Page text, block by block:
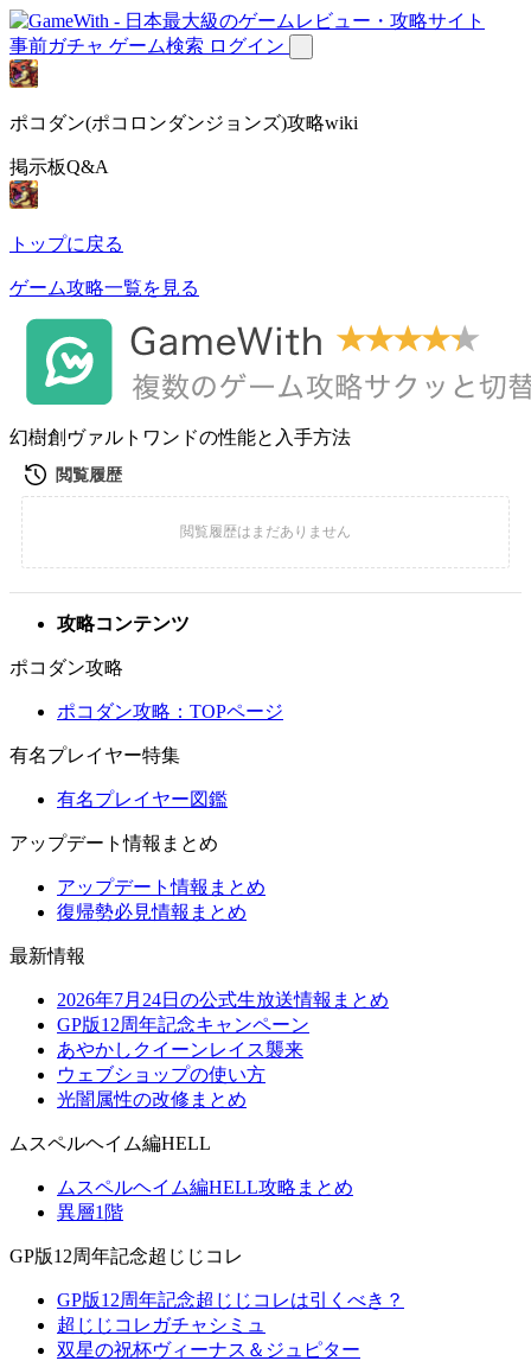
事前ガチャ ゲーム検索 ログイン
ポコダン(ポコロンダンジョンズ)攻略wiki
掲示板Q&A
トップに戻る
ゲーム攻略一覧を見る
幻樹創ヴァルトワンドの性能と入手方法
攻略コンテンツ
ポコダン攻略
ポコダン攻略：TOPページ
有名プレイヤー特集
有名プレイヤー図鑑
アップデート情報まとめ
アップデート情報まとめ
復帰勢必見情報まとめ
最新情報
2026年7月24日の公式生放送情報まとめ
GP版12周年記念キャンペーン
あやかしクイーンレイス襲来
ウェブショップの使い方
光闇属性の改修まとめ
ムスペルヘイム編HELL
ムスペルヘイム編HELL攻略まとめ
異層1階
GP版12周年記念超じじコレ
GP版12周年記念超じじコレは引くべき？
超じじコレガチャシミュ
双星の祝杯ヴィーナス＆ジュピター